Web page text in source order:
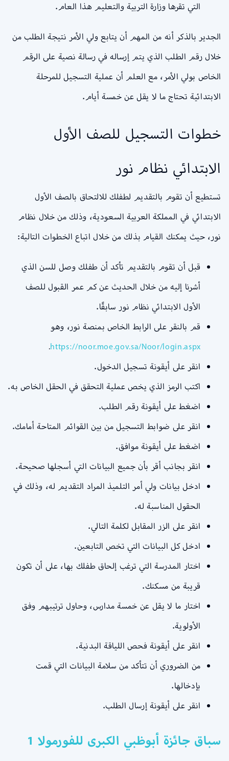
التي تقرها وزارة التربية والتعليم هذا العام.
الجدير بالذكر أنه من المهم أن يتابع ولي الأمر نتيجة الطلب من
خلال رقم الطلب الذي يتم إرساله في رسالة نصية على الرقم
الخاص بولي الأمر، مع العلم أن عملية التسجيل للمرحلة
الابتدائية تحتاج ما لا يقل عن خمسة أيام.
خطوات التسجيل للصف الأول
الابتدائي نظام نور
تستطيع أن تقوم بالتقديم لطفلك للالتحاق بالصف الأول
الابتدائي في المملكة العربية السعودية، وذلك من خلال نظام
نور، حيث يمكنك القيام بذلك من خلال اتباع الخطوات التالية:
قبل أن تقوم بالتقديم تأكد أن طفلك وصل للسن الذي
أشرنا إليه من خلال الحديث عن كم عمر القبول للصف
الأول الابتدائي نظام نور سابقًا.
قم بالنقر على الرابط الخاص بمنصة نور، وهو
https://noor.moe.gov.sa/Noor/login.aspx
.
انقر على أيقونة تسجيل الدخول.
اكتب الرمز الذي يخص عملية التحقق في الحقل الخاص به.
اضغط على أيقونة رقم الطلب.
انقر على ضوابط التسجيل من بين القوائم المتاحة أمامك.
اضغط على أيقونة موافق.
انقر بجانب أقر بأن جميع البيانات التي أسجلها صحيحة.
ادخل بيانات ولي أمر التلميذ المراد التقديم له، وذلك في
الحقول المناسبة له.
انقر على الزر المقابل لكلمة التالي.
ادخل كل البيانات التي تخص التابعين.
اختار المدرسة التي ترغب إلحاق طفلك بها، على أن تكون
قريبة من مسكنك.
اختار ما لا يقل عن خمسة مدارس، وحاول ترتيبهم وفق
الأولوية.
انقر على أيقونة فحص اللياقة البدنية.
من الضروري أن تتأكد من سلامة البيانات التي قمت
بإدخالها.
انقر على أيقونة إرسال الطلب.
سباق جائزة أبوظبي الكبرى للفورمولا 1